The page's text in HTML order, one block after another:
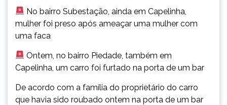
No bairro Subestação, ainda em Capelinha,
mulher foi preso após ameaçar uma mulher com
uma faca
Ontem, no bairro Piedade, também em
Capelinha, um carro foi furtado na porta de um bar
De acordo com a família do proprietário do carro
que havia sido roubado ontem na porta de um bar